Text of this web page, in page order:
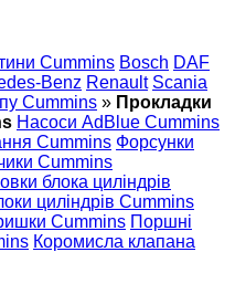
Cummins Bosch DAF
Benz Renault Scania
Cummins » Прокладки
Насоси AdBlue Cummins
Cummins Форсунки
Cummins
блока циліндрів
циліндрів Cummins
Cummins Поршні
Коромисла клапана